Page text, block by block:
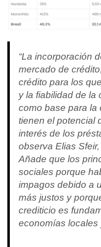
“La incorporación
mercado de
crédito para los
y la fiabilidad de la
como base para la
tienen el potencial
interés de los
observa Elias
Añade que los
sociales porque
impagos debido a
más justos y
crediticio es
economías locales